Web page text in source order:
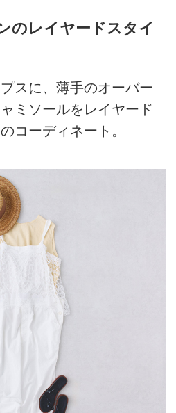
のレイヤードスタイ
スに、薄手のオーバー
ミソールをレイヤード
コーディネート。